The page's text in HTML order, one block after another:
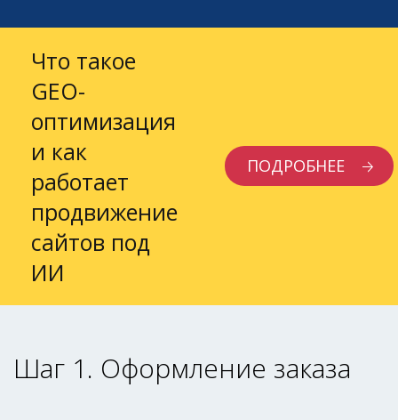
Что такое
GEO-
оптимизация
и как
работает
продвижение
сайтов под
ИИ
ПОДРОБНЕЕ
Шаг 1. Оформление заказа